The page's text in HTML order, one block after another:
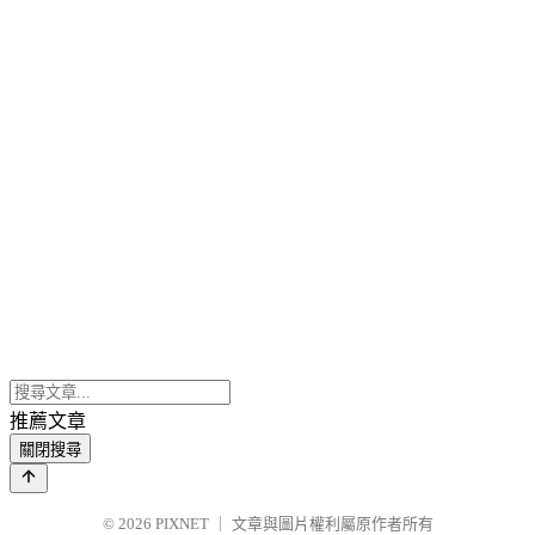
推薦文章
關閉搜尋
© 2026 PIXNET 文章與圖片權利屬原作者所有